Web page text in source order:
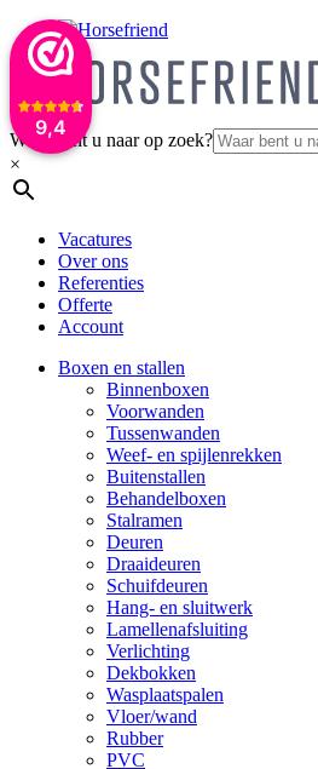
9,4
Waar bent u naar op zoek?
×
Vacatures
Over ons
Referenties
Offerte
Account
Boxen en stallen
Binnenboxen
Voorwanden
Tussenwanden
Weef- en spijlenrekken
Buitenstallen
Behandelboxen
Stalramen
Deuren
Draaideuren
Schuifdeuren
Hang- en sluitwerk
Lamellenafsluiting
Verlichting
Dekbokken
Wasplaatspalen
Vloer/wand
Rubber
PVC